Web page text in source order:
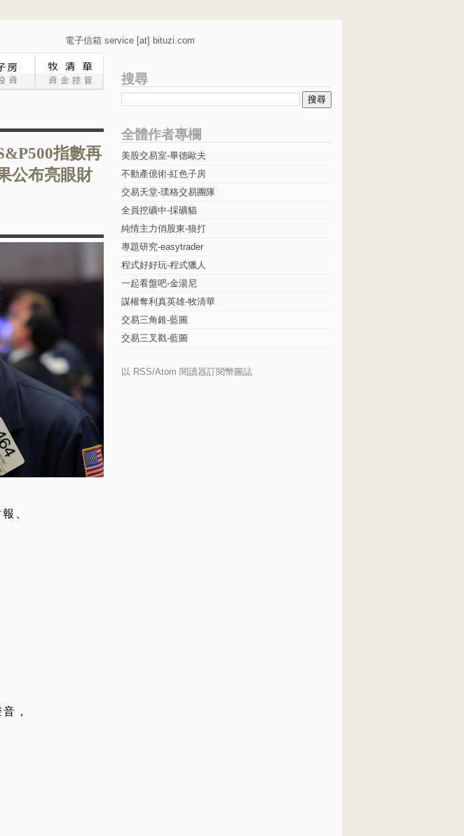
電子信箱 service [at] bituzi.com
指數再
公布亮眼財
、
，
搜尋
全體作者專欄
美股交易室-畢德歐夫
不動產億術-紅色子房
交易天堂-璞格交易團隊
全員挖礦中-採礦貓
純情主力俏股東-狼打
專題研究-easytrader
程式好好玩-程式獵人
一起看盤吧-金湯尼
謀權奪利真英雄-牧清華
交易三角錐-藍圖
交易三叉戳-藍圖
以 RSS/Atom 閱讀器訂閱幣圖誌